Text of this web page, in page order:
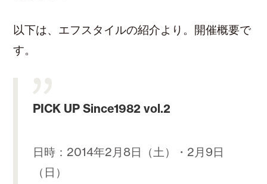
以下は、エフスタイルの紹介より。開催概要で
す。
PICK UP Since1982 vol.2
日時：2014年2月8日（土）・2月9日
（日）